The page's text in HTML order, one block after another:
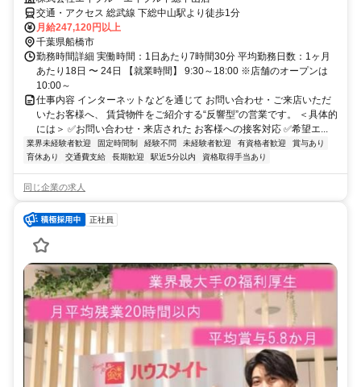
交通・アクセス 総武線 下総中山駅より徒歩1分
月給247,120円以上
千葉県船橋市
勤務時間詳細 実働時間：1日あたり7時間30分 平均勤務日数：1ヶ月
あたり18日 〜 24日 【就業時間】 9:30～18:00 ※店舗のオープンは
10:00～
仕事内容 インターネットなどを通じて お問い合わせ・ご来店いただ
いたお客様へ、 賃貸物件をご紹介する“反響型”の営業です。 ＜具体的
には＞ ✅お問い合わせ・来店された お客様への接客対応 ✅希望エ...
業界未経験者歓迎 固定時間制 経験不問 未経験者歓迎 有資格者歓迎
賞与あり
育休あり
交通費支給 長期歓迎 駅近5分以内 資格取得手当あり
同じ企業の求人
正社員